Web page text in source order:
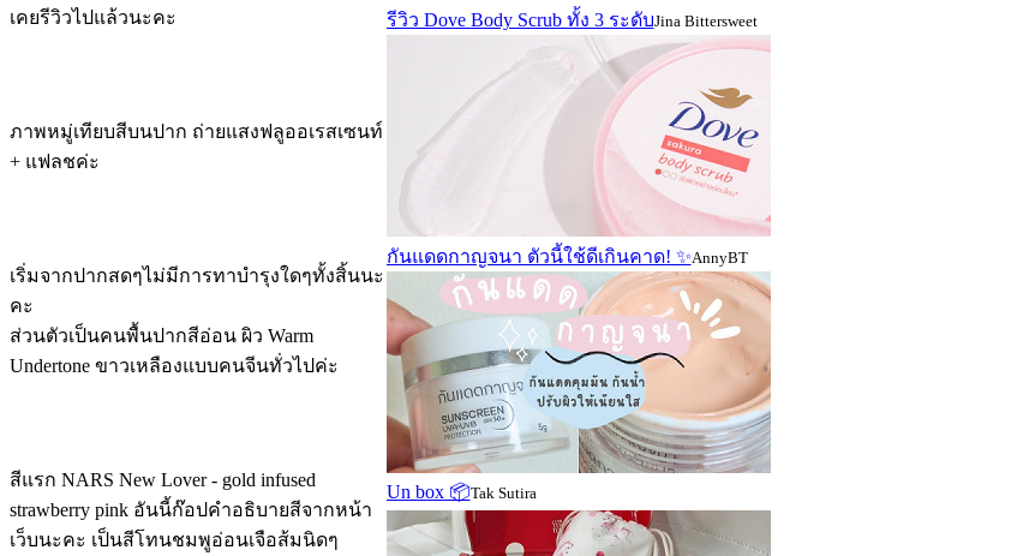
เคยรีวิวไปแล้วนะคะ
ภาพหมู่เทียบสีบนปาก ถ่ายแสงฟลูออเรสเซนท์
+ แฟลชค่ะ
เริ่มจากปากสดๆไม่มีการทาบำรุงใดๆทั้งสิ้นนะ
คะ
ส่วนตัวเป็นคนพื้นปากสีอ่อน ผิว Warm
Undertone ขาวเหลืองแบบคนจีนทั่วไปค่ะ
สีแรก NARS New Lover- gold infused
strawberry pink อันนี้ก๊อปคำอธิบายสีจากหน้า
เว็บนะคะ เป็นสีโทนชมพูอ่อนเจือส้มนิดๆ
รีวิว Dove Body Scrub ทั้ง 3 ระดับJina Bittersweet
กันแดดกาญจนา ตัวนี้ใช้ดีเกินคาด! ✨️AnnyBT
Un box 📦Tak Sutira